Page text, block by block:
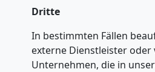
Dritte
In bestimmten Fällen
externe Dienstleister oder
Unternehmen, die in
Tragehilfe
Steyr